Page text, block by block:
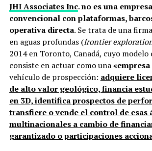
JHI Associates Inc. no es una
convencional con plataformas,
operativa directa. Se trata de una
en aguas profundas (frontier
2014 en Toronto, Canadá, cuyo modelo
consiste en actuar como una
vehículo de prospección: adquiere
de alto valor geológico, financia
en 3D, identifica prospectos de
transfiere o vende el control de esas
multinacionales a cambio de
garantizado o participaciones